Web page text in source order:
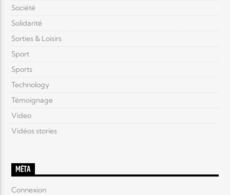
Société
Solidarité
Sorties & Loisirs
Sport
Sports
Technology
Témoignage
Video
Vidéos stories
MÉTA
Connexion